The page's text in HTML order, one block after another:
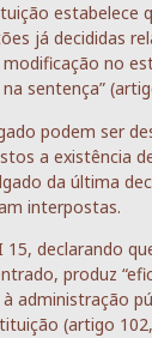
já decididas
no
sentença”
podem ser
a existência
da última
interpostas.
15, declarando
produz
administração
(artigo 102,